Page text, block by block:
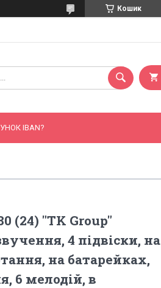
Кошик
IBAN?
(24) "TK Group"
4 підвіски, на
на батарейках,
6 мелодій, в